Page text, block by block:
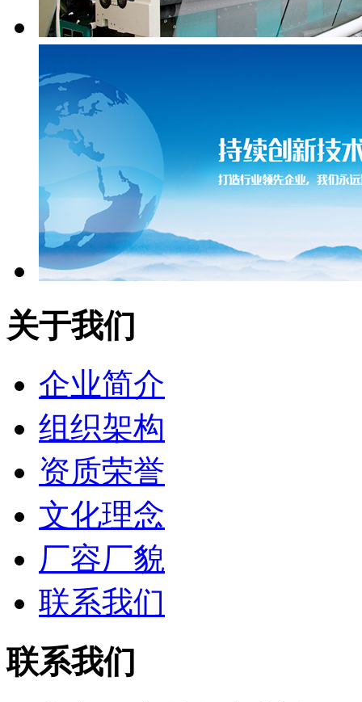
关于我们
企业简介
组织架构
资质荣誉
文化理念
厂容厂貌
联系我们
联系我们